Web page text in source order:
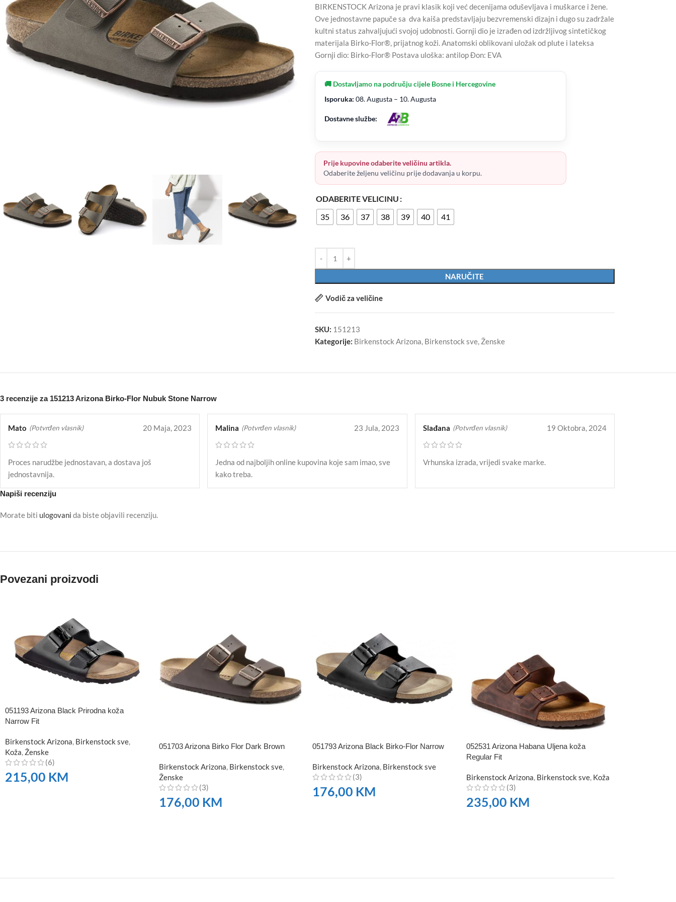
BIRKENSTOCK Arizona je pravi klasik koji već decenijama oduševljava i muškarce i žene.
Ove jednostavne papuče sa dva kaiša predstavljaju bezvremenski dizajn i dugo su zadržale
kultni status zahvaljujući svojoj udobnosti. Gornji dio je izrađen od izdržljivog sintetičkog
materijala Birko-Flor®, prijatnog koži. Anatomski oblikovani uložak od plute i lateksa
Gornji dio: Birko-Flor® Postava uloška: antilop Đon: EVA
🚚 Dostavljamo na području cijele Bosne i Hercegovine
Isporuka: 08. Augusta – 10. Augusta
Dostavne službe:
Prije kupovine odaberite veličinu artikla.
Odaberite željenu veličinu prije dodavanja u korpu.
ODABERITE VELICINU
35
36 37 38 39 40 41
NARUČITE
Vodič za veličine
SKU: 151213
Kategorije: Birkenstock Arizona, Birkenstock sve, Ženske
3 recenzije za 151213 Arizona Birko-Flor Nubuk Stone Narrow
Mato (Potvrđen vlasnik) 20 Maja, 2023
Proces narudžbe jednostavan, a dostava još
jednostavnija.
Malina (Potvrđen vlasnik) 23 Jula, 2023
Jedna od najboljih online kupovina koje sam imao, sve
kako treba.
Slađana (Potvrđen vlasnik) 19 Oktobra, 2024
Vrhunska izrada, vrijedi svake marke.
Napiši recenziju
Morate biti ulogovani da biste objavili recenziju.
Povezani proizvodi
051193 Arizona Black Prirodna koža
Narrow Fit
Birkenstock Arizona, Birkenstock sve,
Koža, Ženske
(6)
215,00 KM
051703 Arizona Birko Flor Dark Brown
Birkenstock Arizona, Birkenstock sve,
Ženske
(3)
176,00 KM
051793 Arizona Black Birko-Flor Narrow
Birkenstock Arizona, Birkenstock sve
(3)
176,00 KM
052531 Arizona Habana Uljena koža
Regular Fit
Birkenstock Arizona, Birkenstock sve, Koža
(3)
235,00 KM